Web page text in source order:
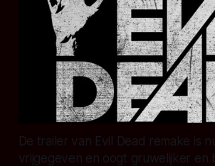
De trailer van Evil Dead remake is
vrijgegeven en oogt gruwelijker en